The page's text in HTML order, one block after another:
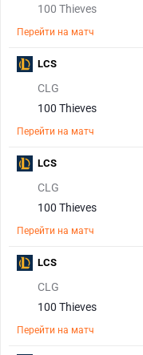
100 Thieves
Перейти на матч
CLG
100 Thieves
Перейти на матч
LCS
CLG
100 Thieves
Перейти на матч
LCS
CLG
100 Thieves
Перейти на матч
LCS